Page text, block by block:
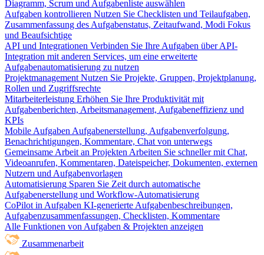
Diagramm, Scrum und Aufgabenliste auswählen
Aufgaben kontrollieren Nutzen Sie Checklisten und Teilaufgaben,
Zusammenfassung des Aufgabenstatus, Zeitaufwand, Modi Fokus
und Beaufsichtige
API und Integrationen Verbinden Sie Ihre Aufgaben über API-
Integration mit anderen Services, um eine erweiterte
Aufgabenautomatisierung zu nutzen
Projektmanagement Nutzen Sie Projekte, Gruppen, Projektplanung,
Rollen und Zugriffsrechte
Mitarbeiterleistung Erhöhen Sie Ihre Produktivität mit
Aufgabenberichten, Arbeitsmanagement, Aufgabeneffizienz und
KPIs
Mobile Aufgaben Aufgabenerstellung, Aufgabenverfolgung,
Benachrichtigungen, Kommentare, Chat von unterwegs
Gemeinsame Arbeit an Projekten Arbeiten Sie schneller mit Chat,
Videoanrufen, Kommentaren, Dateispeicher, Dokumenten, externen
Nutzern und Aufgabenvorlagen
Automatisierung Sparen Sie Zeit durch automatische
Aufgabenerstellung und Workflow-Automatisierung
CoPilot in Aufgaben KI-generierte Aufgabenbeschreibungen,
Aufgabenzusammenfassungen, Checklisten, Kommentare
Alle Funktionen von Aufgaben & Projekten anzeigen
Zusammenarbeit